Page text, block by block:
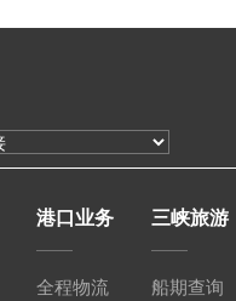
港口业务
全程物流
三峡旅游
船期查询